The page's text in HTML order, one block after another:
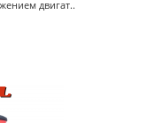
двигат..